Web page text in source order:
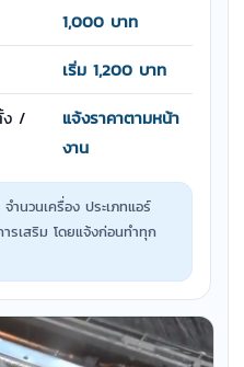
1,000 บาท
เริ่ม 1,200 บาท
ง /
แจ้งราคาตามหน้า
งาน
ำนวนเครื่อง ประเภทแอร์
รเสริม โดยแจ้งก่อนทำทุก